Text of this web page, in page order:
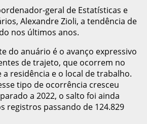
geral de Estatísticas e
Alexandre Zioli, a tendência de
nos últimos anos.
do anuário é o avanço expressivo
de trajeto, que ocorrem no
residência e o local de trabalho.
tipo de ocorrência cresceu
a 2022, o salto foi ainda
registros passando de 124.829